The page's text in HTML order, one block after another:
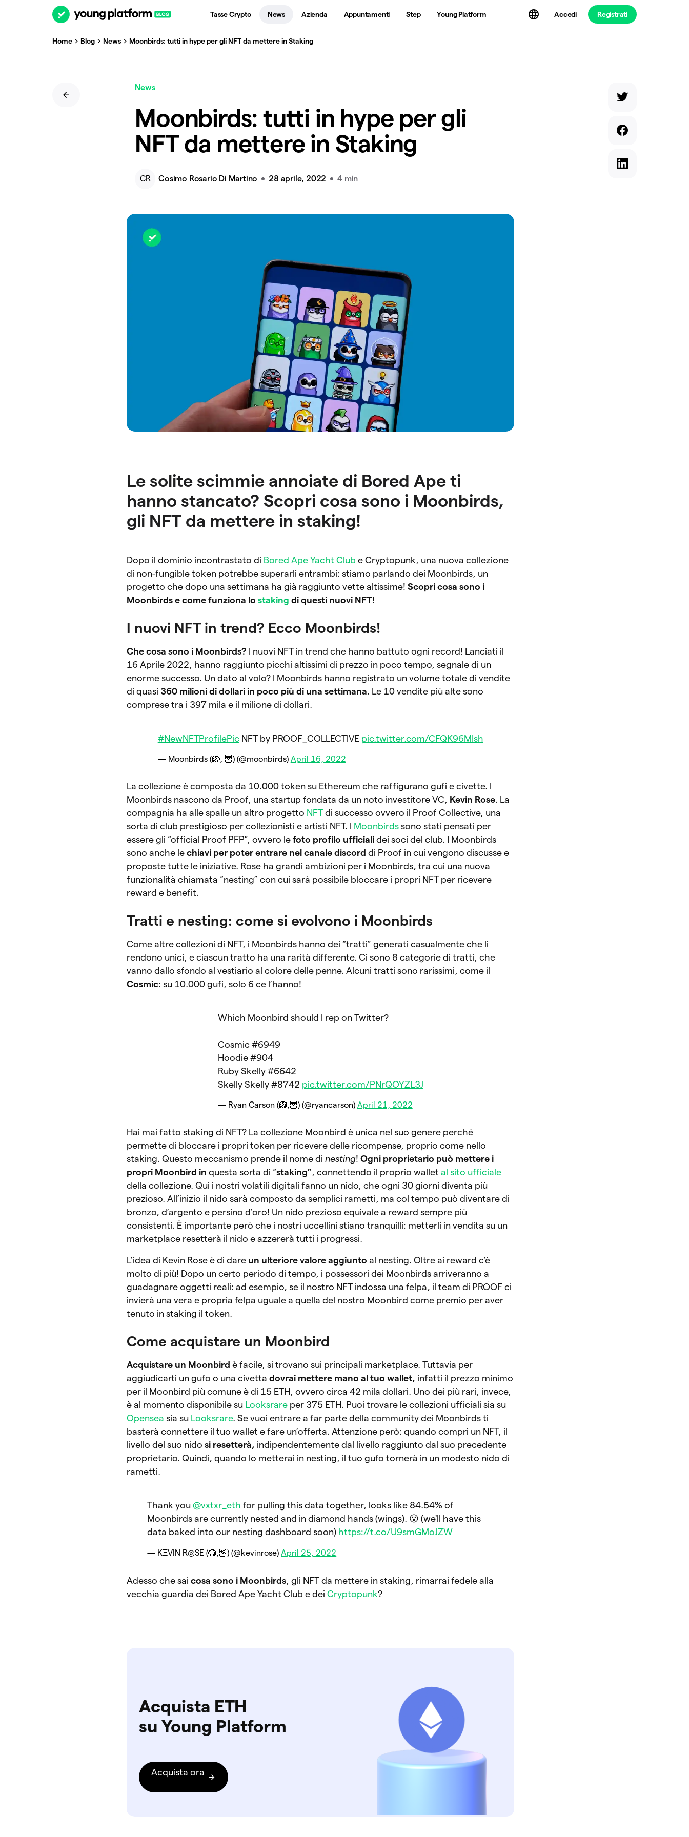
Appuntamenti
Azienda
News Step
Tasse Crypto Young Platform Accedi Registrati
Home Blog News Moonbirds: tutti in hype per gli NFT da mettere in Staking
News
Moonbirds: tutti in hype per gli
NFT da mettere in Staking
CR Cosimo Rosario Di Martino 28 aprile, 2022 4 min
Le solite scimmie annoiate di Bored Ape ti
hanno stancato? Scopri cosa sono i Moonbirds,
gli NFT da mettere in staking!
Dopo il dominio incontrastato di Bored Ape Yacht Club e Cryptopunk, una nuova collezione
di non-fungible token potrebbe superarli entrambi: stiamo parlando dei Moonbirds, un
progetto che dopo una settimana ha già raggiunto vette altissime!Scopri cosa sono i
Moonbirds e come funziona lostaking di questi nuovi NFT!
I nuovi NFT in trend? Ecco Moonbirds!
Che cosa sono i Moonbirds? I nuovi NFT in trend che hanno battuto ogni record! Lanciati il
16 Aprile 2022, hanno raggiunto picchi altissimi di prezzo in poco tempo, segnale di un
enorme successo. Un dato al volo? I Moonbirds hanno registrato un volume totale di vendite
di quasi 360 milioni di dollari in poco più di una settimana . Le 10 vendite più alte sono
comprese tra i 397 mila e il milione di dollari.
#NewNFTProfilePic NFT by PROOF_COLLECTIVE pic.twitter.com/CFQK96MIsh
— Moonbirds (🪹, 🦉) (@moonbirds) April 16, 2022
La collezione è composta da 10.000 token su Ethereum che raffigurano gufi e civette. I
Moonbirds nascono da Proof, una startup fondata da un noto investitore VC, Kevin Rose . La
compagnia ha alle spalle un altro progetto NFT di successo ovvero il Proof Collective, una
sorta di club prestigioso per collezionisti e artisti NFT. I Moonbirds sono stati pensati per
essere gli “official Proof PFP”, ovvero lefoto profilo ufficiali dei soci del club. I Moonbirds
sono anche lechiavi per poter entrare nel canale discord di Proof in cui vengono discusse e
proposte tutte le iniziative. Rose ha grandi ambizioni per i Moonbirds, tra cui una nuova
funzionalità chiamata “nesting” con cui sarà possibile bloccare i propri NFT per ricevere
reward e benefit.
Tratti e nesting: come si evolvono i Moonbirds
Come altre collezioni di NFT, i Moonbirds hanno dei “tratti” generati casualmente che li
rendono unici, e ciascun tratto ha una rarità differente. Ci sono 8 categorie di tratti, che
vanno dallo sfondo al vestiario al colore delle penne. Alcuni tratti sono rarissimi, come il
Cosmic: su 10.000 gufi, solo 6 ce l’hanno!
Which Moonbird should I rep on Twitter?
Cosmic #6949
Hoodie #904
Ruby Skelly #6642
Skelly Skelly #8742 pic.twitter.com/PNrQOYZL3J
— Ryan Carson (🪹,🦉) (@ryancarson) April 21, 2022
Hai mai fatto staking di NFT? La collezione Moonbird è unica nel suo genere perché
permette di bloccare i propri token per ricevere delle ricompense, proprio come nello
staking. Questo meccanismo prende il nome di nesting!Ogni proprietario può mettere i
propri Moonbird inquesta sorta di “staking” , connettendo il proprio walletal sito ufficiale
della collezione. Qui i nostri volatili digitali fanno un nido, che ogni 30 giorni diventa più
prezioso. All’inizio il nido sarà composto da semplici rametti, ma col tempo può diventare di
bronzo, d’argento e persino d’oro! Un nido prezioso equivale a reward sempre più
consistenti. È importante però che i nostri uccellini stiano tranquilli: metterli in vendita su un
marketplace resetterà il nido e azzererà tutti i progressi.
L’idea di Kevin Rose è di dare un ulteriore valore aggiunto al nesting. Oltre ai reward c’è
molto di più! Dopo un certo periodo di tempo, i possessori dei Moonbirds arriveranno a
guadagnare oggetti reali: ad esempio, se il nostro NFT indossa una felpa, il team di PROOF ci
invierà una vera e propria felpa uguale a quella del nostro Moonbird come premio per aver
tenuto in staking il token.
Come acquistare un Moonbird
Acquistare un Moonbird è facile, si trovano sui principali marketplace. Tuttavia per
aggiudicarti un gufo o una civettadovrai mettere mano al tuo wallet, infatti il prezzo minimo
per il Moonbird più comune è di 15 ETH, ovvero circa 42 mila dollari. Uno dei più rari, invece,
è al momento disponibile su Looksrare per 375 ETH. Puoi trovare le collezioni ufficiali sia su
Opensea sia su Looksrare. Se vuoi entrare a far parte della community dei Moonbirds ti
basterà connettere il tuo wallet e fare un’offerta. Attenzione però: quando compri un NFT, il
livello del suo nidosi resetterà, indipendentemente dal livello raggiunto dal suo precedente
proprietario. Quindi, quando lo metterai in nesting, il tuo gufo tornerà in un modesto nido di
rametti.
Thank you@vxtxr_eth for pulling this data together, looks like 84.54% of
Moonbirds are currently nested and in diamond hands (wings). 😮 (we'll have this
data baked into our nesting dashboard soon) https://t.co/U9smGMoJZW
— KΞVIN R◎SE (🪹,🦉) (@kevinrose)April 25, 2022
Adesso che saicosa sono i Moonbirds , gli NFT da mettere in staking, rimarrai fedele alla
vecchia guardia dei Bored Ape Yacht Club e deiCryptopunk?
Acquista ETH
su Young Platform
Acquista ora